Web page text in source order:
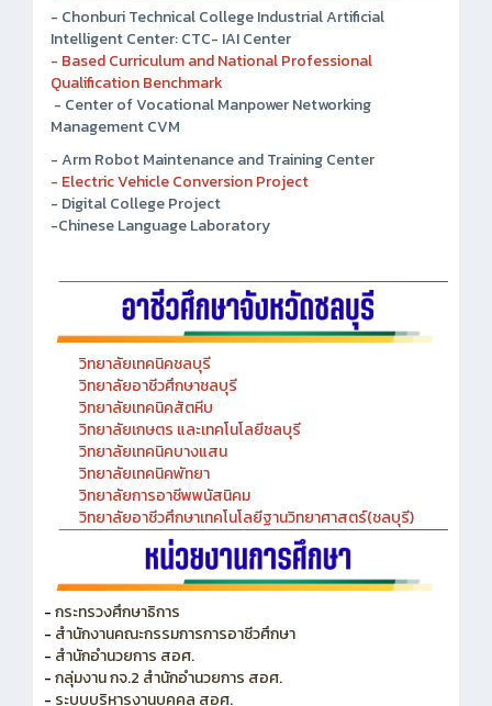
- Chonburi Technical College Industrial Artificial
Intelligent Center: CTC- IAI Center
- Based Curriculum and National Professional
Qualification Benchmark
- Center of Vocational Manpower Networking
Management CVM
- Arm Robot Maintenance and Training Center
- Electric Vehicle Conversion Project
- Digital College Project
-Chinese Language Laboratory
วิทยาลัยเทคนิคชลบุรี
วิทยาลัยอาชีวศึกษาชลบุรี
วิทยาลัยเทคนิคสัตหีบ
วิทยาลัยเกษตร และเทคโนโลยีชลบุรี
วิทยาลัยเทคนิคบางแสน
วิทยาลัยเทคนิคพัทยา
วิทยาลัยการอาชีพพนัสนิคม
วิทยาลัยอาชีวศึกษาเทคโนโลยีฐานวิทยาศาสตร์(ชลบุรี)
-กระทรวงศึกษาธิการ
- สำนักงานคณะกรรมการการอาชีวศึกษา
- สำนักอำนวยการ สอศ.
-กลุ่มงาน กจ.2 สำนักอำนวยการ สอศ.
- ระบบบริหารงานบุคคล สอศ.